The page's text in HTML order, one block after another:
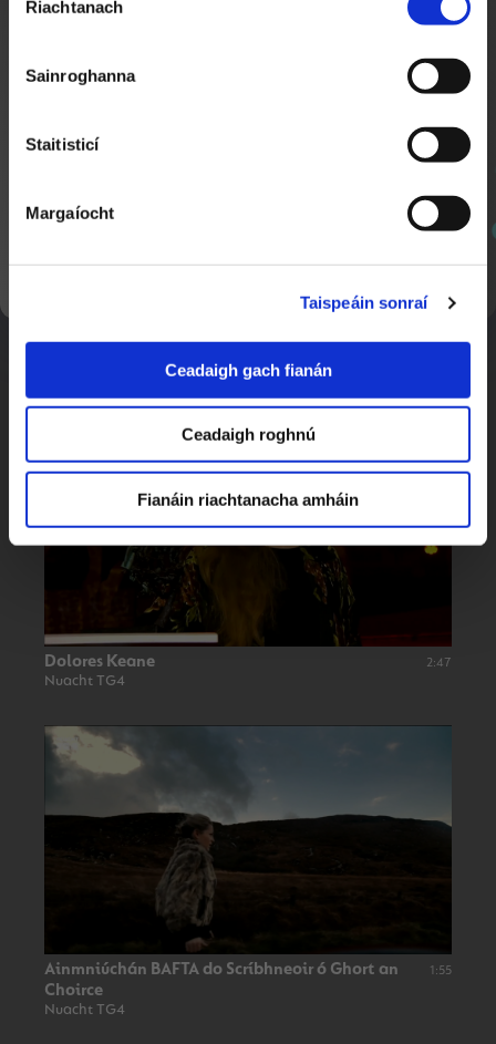
Toilithe
Riachtanach
Sainroghanna
Staitisticí
Margaíocht
Taispeáin sonraí
Ceadaigh gach fianán
Ceadaigh roghnú
Fianáin riachtanacha amháin
Nuacht TG4
Dolores Keane
Nuacht TG4
2:47
Ainmniúchán BAFTA do Scríbhneoir ó Ghort an
Choirce
Nuacht TG4
1:55